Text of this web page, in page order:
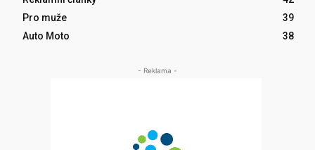
Pro muže
39
Auto Moto
38
- Reklama -